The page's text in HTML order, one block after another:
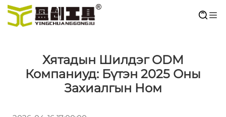
Хятадын Шилдэг ODM
Компаниуд: Бүтэн 2025 Оны
Захиалгын Ном